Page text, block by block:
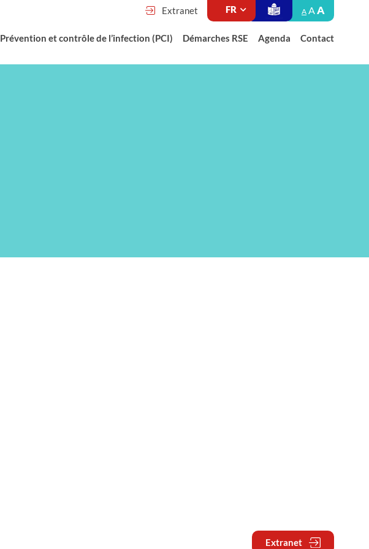
Extranet A AA
Prévention et contrôle de l’infection (PCI) Démarches RSE Agenda Contact
Extranet